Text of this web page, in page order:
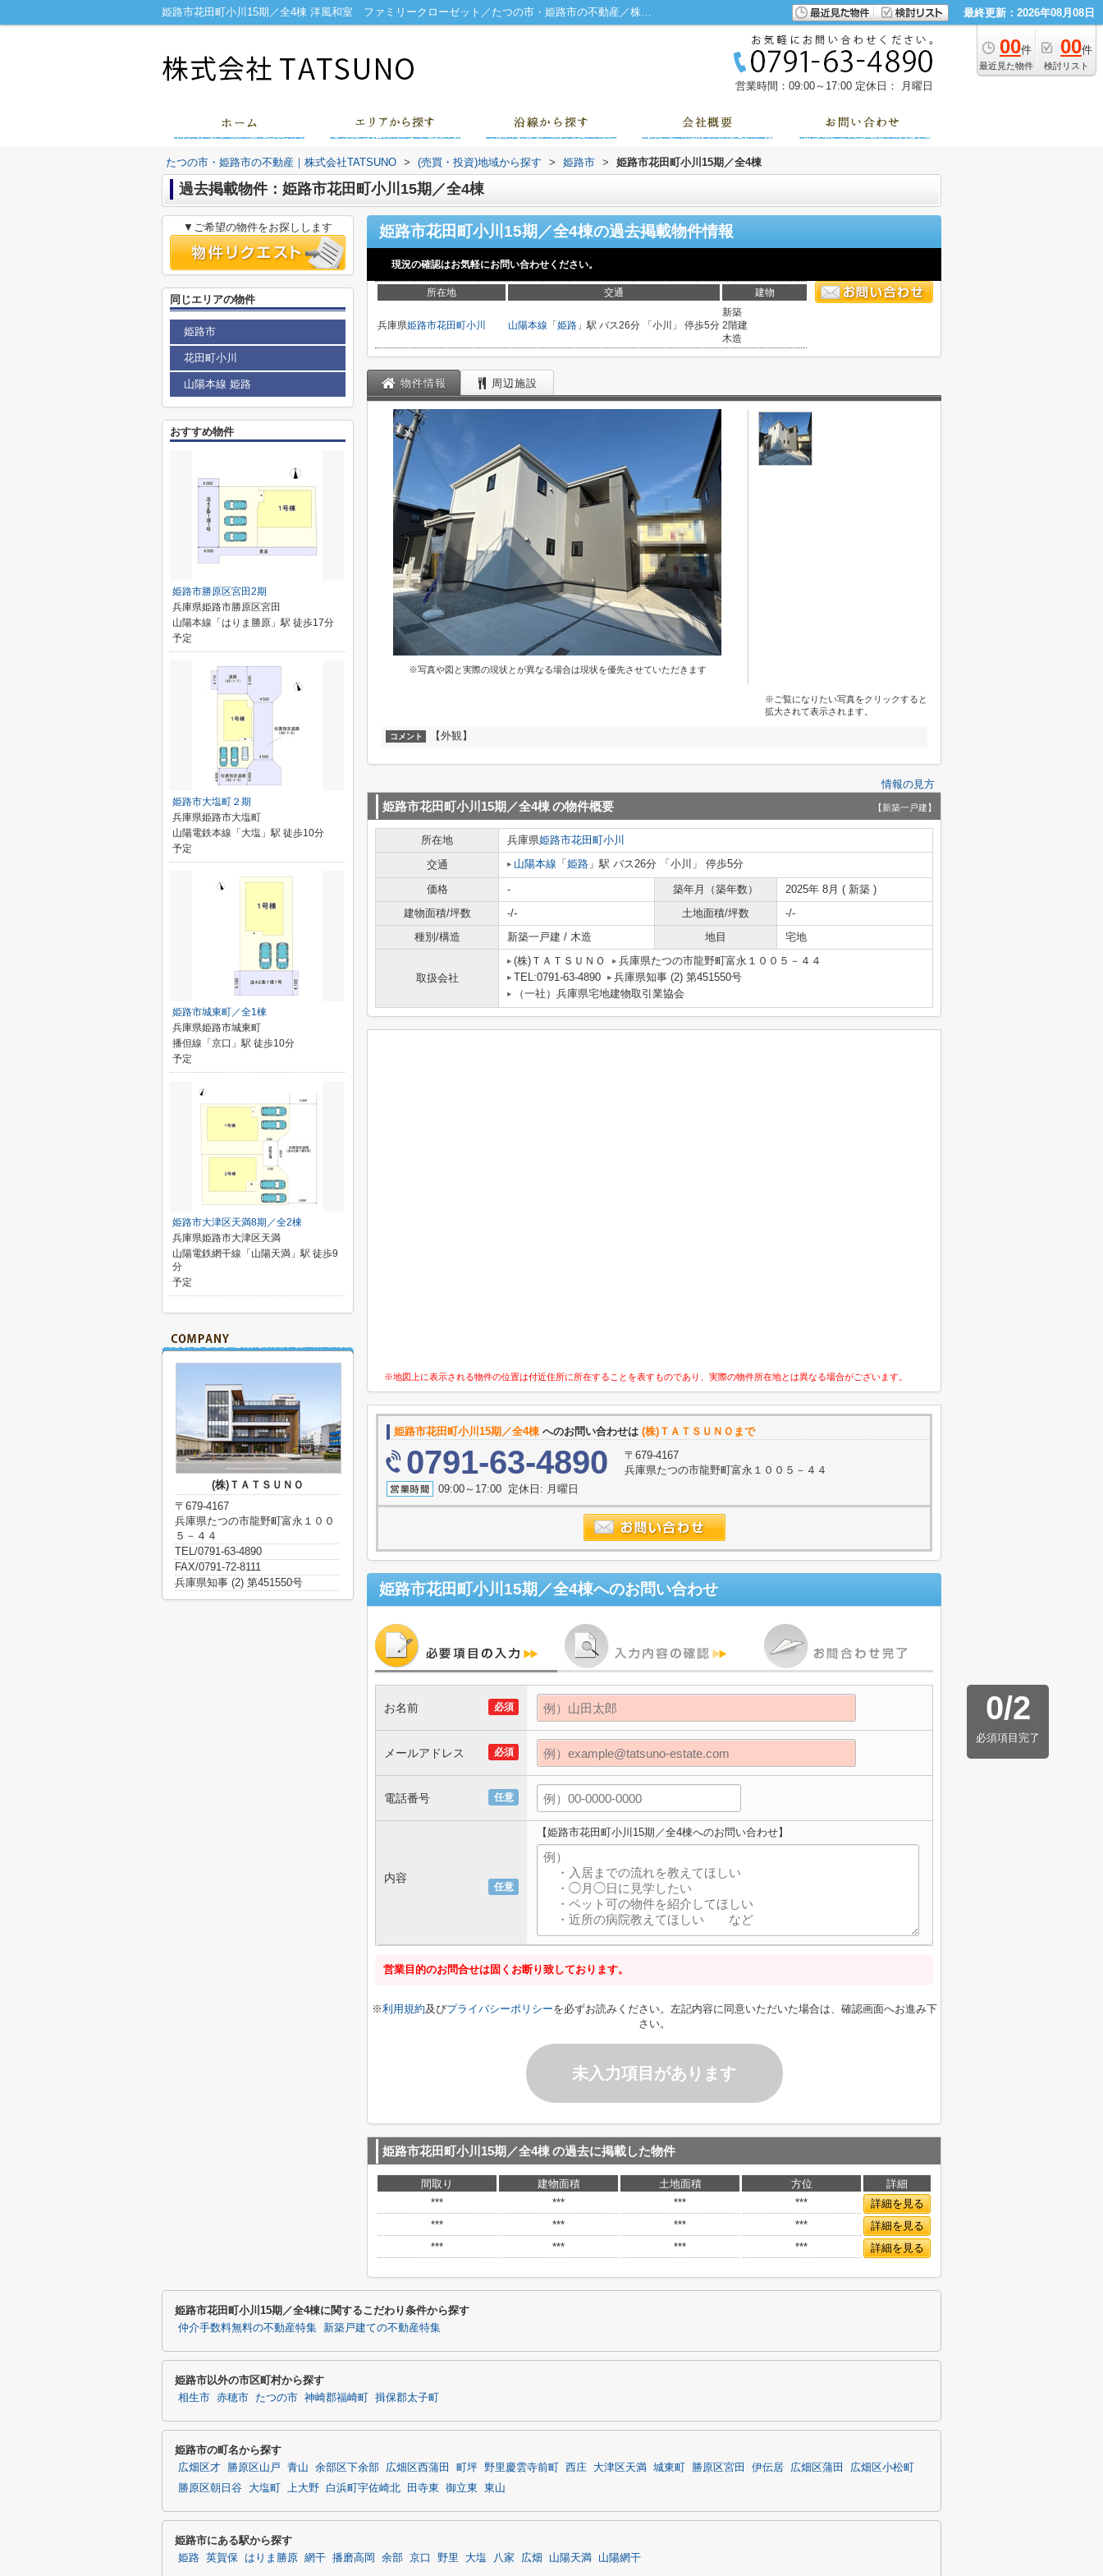
姫路市花田町小川15期／全4棟 洋風和室 ファミリークローゼット／たつの市・姫路市の不動産／株式会社TATSUNO 最終更新：2026年08月08日
00件
最近見た物件
00件
検討リスト
営業時間：09:00～17:00 定休日： 月曜日
たつの市・姫路市の不動産｜株式会社TATSUNO > (売買・投資)地域から探す > 姫路市 > 姫路市花田町小川15期／全4棟
過去掲載物件：姫路市花田町小川15期／全4棟
姫路市花田町小川15期／全4棟の過去掲載物件情報
現況の確認はお気軽にお問い合わせください。
所在地 交通 建物
兵庫県姫路市花田町小川 山陽本線 「 姫路 」駅 バス26分 「小川」 停歩5分
新築
2階建
木造
物件情報 周辺施設
※写真や図と実際の現状とが異なる場合は現状を優先させていただきます
※ご覧になりたい写真をクリックすると
拡大されて表示されます。
コメント 【外観】
情報の見方
姫路市花田町小川15期／全4棟の物件概要 【新築一戸建】
所在地 兵庫県姫路市花田町小川
交通
山陽本線 「 姫路 」駅 バス26分 「小川」 停歩5分
価格 - 築年月（築年数）
2025年 8月 ( 新築 )
建物面積/坪数
-/- 土地面積/坪数
-/-
種別/構造
新築一戸建 / 木造 地目 宅地
取扱会社
(株)ＴＡＴＳＵＮＯ
兵庫県たつの市龍野町富永１００５－４４
TEL:0791-63-4890
兵庫県知事 (2) 第451550号
（一社）兵庫県宅地建物取引業協会
※地図上に表示される物件の位置は付近住所に所在することを表すものであり、実際の物件所在地とは異なる場合がございます。
姫路市花田町小川15期／全4棟 へのお問い合わせは (株)ＴＡＴＳＵＮＯまで
0791-63-4890
〒679-4167
兵庫県たつの市龍野町富永１００５－４４
09:00～17:00 定休日: 月曜日
姫路市花田町小川15期／全4棟へのお問い合わせ
0/2
必須項目完了
必須
お名前
必須
メールアドレス
任意
電話番号
任意
内容
【姫路市花田町小川15期／全4棟へのお問い合わせ】
営業目的のお問合せは固くお断り致しております。
※利用規約及びプライバシーポリシーを必ずお読みください。左記内容に同意いただいた場合は、確認画面へお進み下
さい。
未入力項目があります
姫路市花田町小川15期／全4棟の過去に掲載した物件
間取り 建物面積 土地面積 方位
詳細
***
*** *** ***
詳細を見る
***
*** *** ***
詳細を見る
***
*** *** *** 詳細を見る
▼ご希望の物件をお探しします
同じエリアの物件
姫路市
花田町小川
山陽本線 姫路
おすすめ物件
姫路市勝原区宮田2期
兵庫県姫路市勝原区宮田
山陽本線「はりま勝原」駅 徒歩17分
予定
姫路市大塩町２期
兵庫県姫路市大塩町
山陽電鉄本線「大塩」駅 徒歩10分
予定
姫路市城東町／全1棟
兵庫県姫路市城東町
播但線「京口」駅 徒歩10分
予定
姫路市大津区天満8期／全2棟
兵庫県姫路市大津区天満
山陽電鉄網干線「山陽天満」駅 徒歩9
分
予定
(株)ＴＡＴＳＵＮＯ
〒679-4167
兵庫県たつの市龍野町富永１００
５－４４
TEL/0791-63-4890
FAX/0791-72-8111
兵庫県知事 (2) 第451550号
姫路市花田町小川15期／全4棟に関するこだわり条件から探す
仲介手数料無料の不動産特集 新築戸建ての不動産特集
姫路市以外の市区町村から探す
相生市 赤穂市 たつの市 神崎郡福崎町 揖保郡太子町
姫路市の町名から探す
広畑区才 勝原区山戸 青山 余部区下余部 広畑区西蒲田 町坪 野里慶雲寺前町 西庄 大津区天満 城東町 勝原区宮田 伊伝居 広畑区蒲田
広畑区小松町
勝原区朝日谷
大塩町 上大野 白浜町宇佐崎北 田寺東 御立東 東山
姫路市にある駅から探す
姫路 英賀保 はりま勝原 網干 播磨高岡 余部 京口 野里 大塩 八家 広畑 山陽天満 山陽網干